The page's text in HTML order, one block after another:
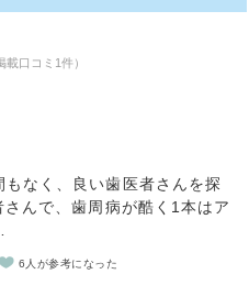
口コミ1件）
なく、良い歯医者さんを探
んで、歯周病が酷く1本はア
6人が参考になった